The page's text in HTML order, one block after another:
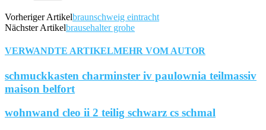
Vorheriger Artikelbraunschweig eintracht
Nächster Artikelbrausehalter grohe
VERWANDTE ARTIKELMEHR VOM AUTOR
schmuckkasten charminster iv paulownia teilmassiv
maison belfort
wohnwand cleo ii 2 teilig schwarz cs schmal